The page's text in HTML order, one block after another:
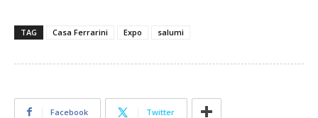
TAG Casa Ferrarini Expo salumi
Facebook Twitter